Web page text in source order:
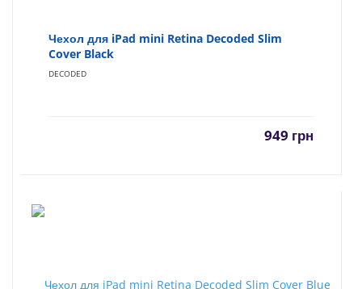
Чехол для iPad mini Retina Decoded Slim
Cover Black
DECODED
949 грн